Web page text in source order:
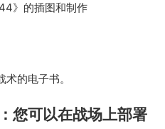
》的插图和制作
的电子书。
您可以在战场上部署